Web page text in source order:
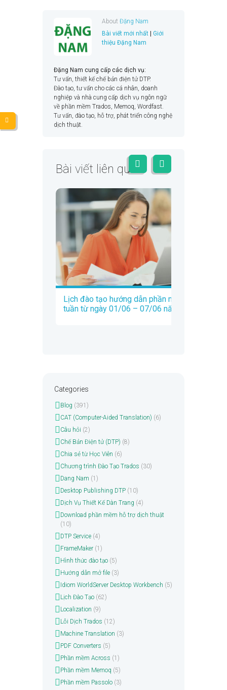
AboutĐặng Nam
Bài viết mới nhất |Giới
thiệu Đặng Nam
Đặng Nam cung cấp các dịch vụ:
Tư vấn, thiết kế chế bản điện tử DTP.
Đào tạo, tư vấn cho các cá nhân, doanh
nghiệp và nhà cung cấp dịch vụ ngôn ngữ
về phần mềm Trados, Memoq, Wordfast.
Tư vấn, đào tạo, hỗ trợ, phát triển công nghệ
dịch thuật.
Bài viết liên quan
Lịch đào tạo hướng dẫn phần mềm Trados
tuần từ ngày 01/06 – 07/06 năm 2020
Categories
Blog (391)
CAT (Computer-Aided Translation) (6)
Câu hỏi (2)
Chế Bản Điện tử (DTP) (8)
Chia sẻ từ Học Viên (6)
Chương trình Đào Tạo Trados (30)
Dang Nam (1)
Desktop Publishing DTP(10)
Dịch Vụ Thiết Kế Dàn Trang (4)
Download phần mềm hỗ trợ dịch thuật
(10)
DTP Service(4)
FrameMaker(1)
Hình thức đào tạo(5)
Hướng dẫn mở file(3)
Idiom WorldServer Desktop Workbench (5)
Lịch Đào Tạo(62)
Localization (9)
Lỗi Dịch Trados (12)
Machine Translation (3)
PDF Converters (5)
Phần mềm Across (1)
Phần mềm Memoq (5)
Phần mềm Passolo(3)